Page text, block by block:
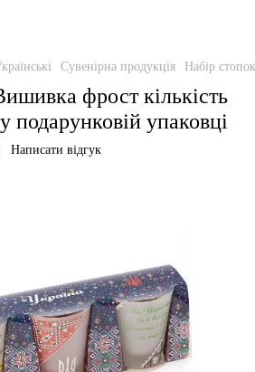
Сувенірна продукція Набір
фрост кількість
подарунковій упаковці
Написати відгук